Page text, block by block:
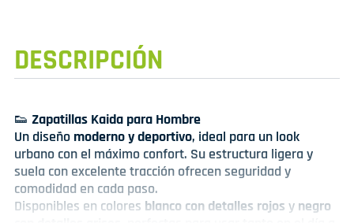
DESCRIPCIÓN
👟 Zapatillas Kaida para Hombre
Un diseño moderno y deportivo, ideal para un look
urbano con el máximo confort. Su estructura ligera y
suela con excelente tracción ofrecen seguridad y
comodidad en cada paso.
Disponibles en colores blanco con detalles rojos y negro